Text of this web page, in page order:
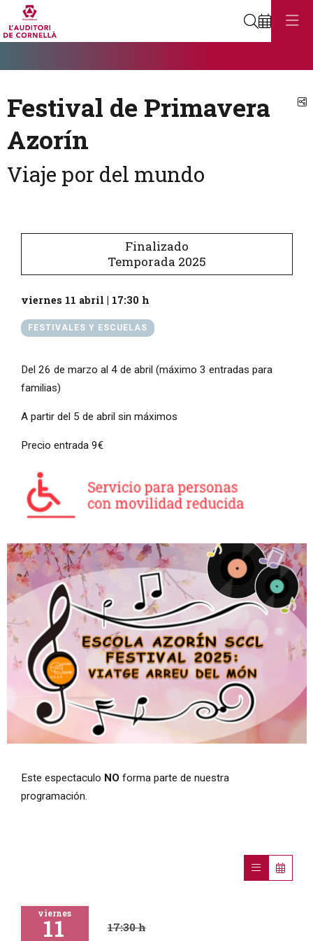
Buscar
Festival de Primavera
Azorín
Viaje por del mundo
Finalizado
Temporada 2025
viernes 11 abril | 17:30 h
FESTIVALES Y ESCUELAS
Del 26 de marzo al 4 de abril (máximo 3 entradas para
familias)
A partir del 5 de abril sin máximos
Precio entrada 9€
Este espectaculo NOforma parte de nuestra
programación.
viernes
11 17:30 h